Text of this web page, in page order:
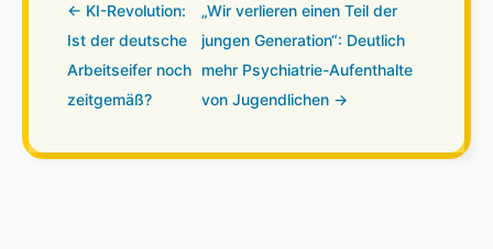
← KI-Revolution:
Ist der deutsche
Arbeitseifer noch
zeitgemäß?
„Wir verlieren einen Teil der
jungen Generation“: Deutlich
mehr Psychiatrie-Aufenthalte
von Jugendlichen →